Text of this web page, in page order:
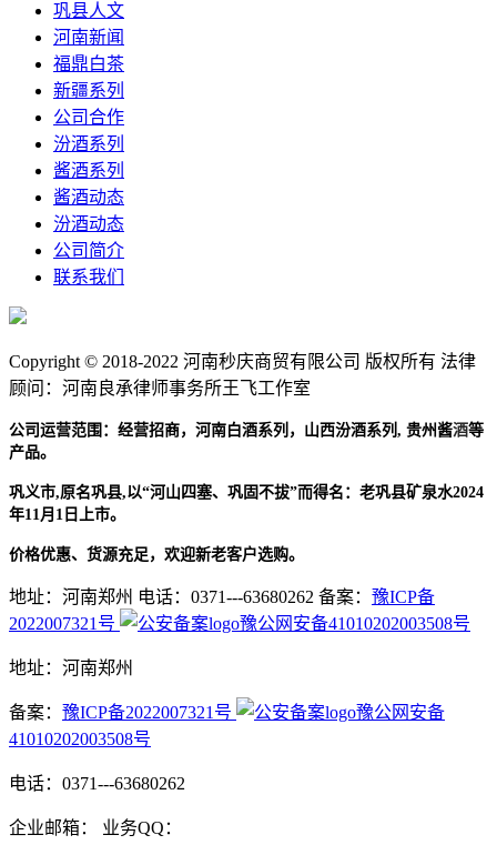
巩县人文
河南新闻
福鼎白茶
新疆系列
公司合作
汾酒系列
酱酒系列
酱酒动态
汾酒动态
公司简介
联系我们
Copyright © 2018-2022 河南秒庆商贸有限公司 版权所有 法律
顾问：河南良承律师事务所王飞工作室
公司运营范围：经营招商，河南白酒系列，山西汾酒系列, 贵州酱酒等
产品。
巩义市,原名巩县,以“河山四塞、巩固不拔”而得名：老巩县矿泉水2024
年11月1日上市。
价格优惠、货源充足，欢迎新老客户选购。
地址：河南郑州 电话：0371---63680262 备案： 豫ICP备
2022007321号
豫公网安备41010202003508号
地址：河南郑州
备案： 豫ICP备2022007321号
豫公网安备
41010202003508号
电话：0371---63680262
企业邮箱： 业务QQ：